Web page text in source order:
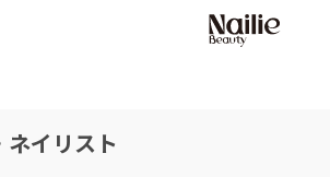
イリスト